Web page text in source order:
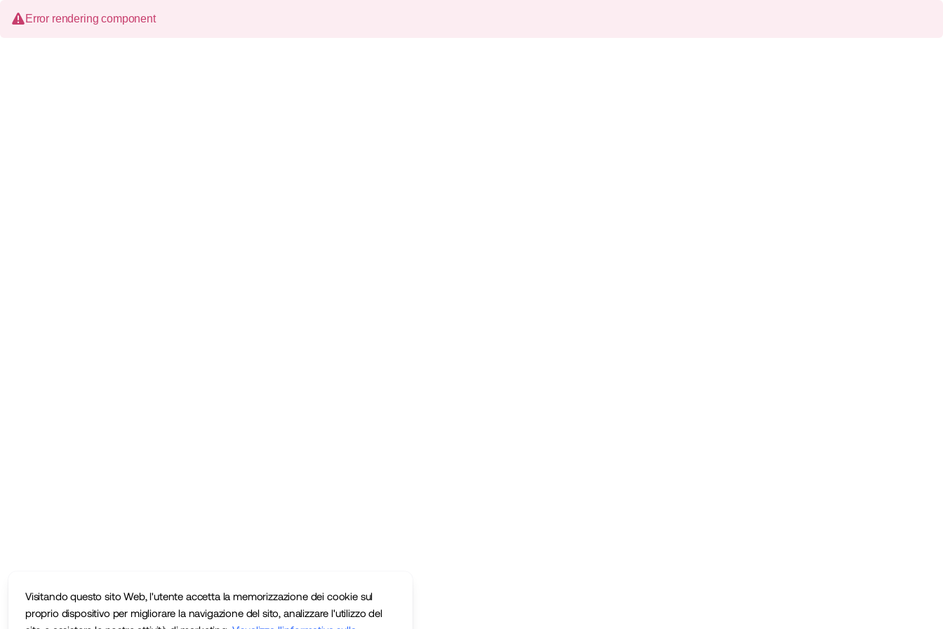
Visitando questo sito Web, l'utente accetta la memorizzazione dei cookie sul
proprio dispositivo per migliorare la navigazione del sito, analizzare l'utilizzo del
Error rendering component